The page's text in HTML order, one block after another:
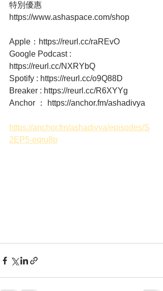
特別優惠
https://www.ashaspace.com/shop
Apple：https://reurl.cc/raREvO
Google Podcast :
https://reurl.cc/NXRYbQ
Spotify : https://reurl.cc/o9Q88D
Breaker : https://reurl.cc/R6XYYg
Anchor ： https://anchor.fm/ashadivya
https://anchor.fm/ashadivya/episodes/S
2EP5-eqru8p